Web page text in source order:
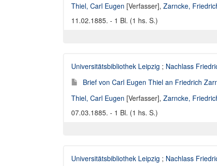
Thiel, Carl Eugen [Verfasser], Zarncke,
11.02.1885. - 1 Bl. (1 hs. S.)
Universitätsbibliothek Leipzig ; Nachlass
Brief von Carl Eugen Thiel an Friedrich
Thiel, Carl Eugen [Verfasser], Zarncke,
07.03.1885. - 1 Bl. (1 hs. S.)
Universitätsbibliothek Leipzig ; Nachlass